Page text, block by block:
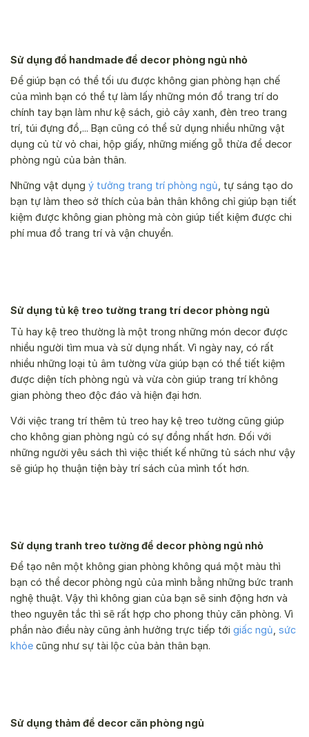
Sử dụng đồ handmade để decor phòng ngủ nhỏ
Để giúp bạn có thể tối ưu được không gian phòng hạn chế
của mình bạn có thể tự làm lấy những món đồ trang trí do
chính tay bạn làm như kệ sách, giỏ cây xanh, đèn treo trang
trí, túi đựng đồ,... Bạn cũng có thể sử dụng nhiều những vật
dụng củ từ vỏ chai, hộp giấy, những miếng gỗ thừa để decor
phòng ngủ của bản thân.
Những vật dụng ý tưởng trang trí phòng ngủ , tự sáng tạo do
bạn tự làm theo sở thích của bản thân không chỉ giúp bạn tiết
kiệm được không gian phòng mà còn giúp tiết kiệm được chi
phí mua đồ trang trí và vận chuyển.
Sử dụng tủ kệ treo tường trang trí decor phòng ngủ
Tủ hay kệ treo thường là một trong những món decor được
nhiều người tìm mua và sử dụng nhất. Vì ngày nay, có rất
nhiều những loại tủ âm tường vừa giúp bạn có thể tiết kiệm
được diện tích phòng ngủ và vừa còn giúp trang trí không
gian phòng theo độc đáo và hiện đại hơn.
Với việc trang trí thêm tủ treo hay kệ treo tường cũng giúp
cho không gian phòng ngủ có sự đồng nhất hơn. Đối với
những người yêu sách thì việc thiết kế những tủ sách như vậy
sẽ giúp họ thuận tiện bày trí sách của mình tốt hơn.
Sử dụng tranh treo tường để decor phòng ngủ nhỏ
Để tạo nên một không gian phòng không quá một màu thì
bạn có thể decor phòng ngủ của mình bằng những bức tranh
nghệ thuật. Vậy thì không gian của bạn sẽ sinh động hơn và
theo nguyên tắc thì sẽ rất hợp cho phong thủy căn phòng. Vì
phần nào điều này cũng ảnh hưởng trực tiếp tới giấc ngủ sức
khỏe cũng như sự tài lộc của bản thân bạn.
Sử dụng thảm để decor căn phòng ngủ